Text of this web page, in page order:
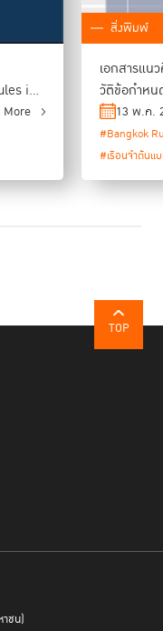
in
More
สิ่งพิมพ์
เอกสารแน
วัติข้อกำหน
13 พ.ค.
#Bangkok
#เรือนจำต้นแ
TOP
ชน)